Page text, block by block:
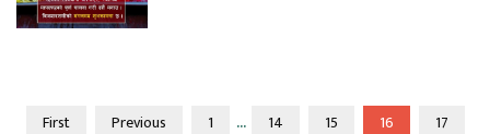
First Previous 1 ... 14 15 16
17